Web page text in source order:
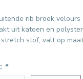
rib broek velours
uit katoen en
stretch stof, valt op
*